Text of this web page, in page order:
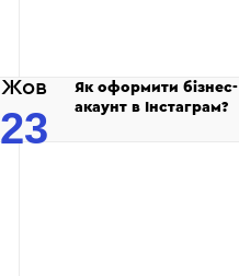
Жов
23
Як оформити бізнес-
акаунт в Інстаграм?